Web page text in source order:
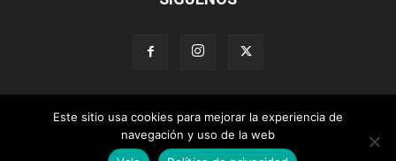
WWE Noticias WWE AEW
Lucha Libre Mexicana
Colabora con nosotros
Este sitio usa cookies para mejorar la experiencia de
navegación y uso de la web